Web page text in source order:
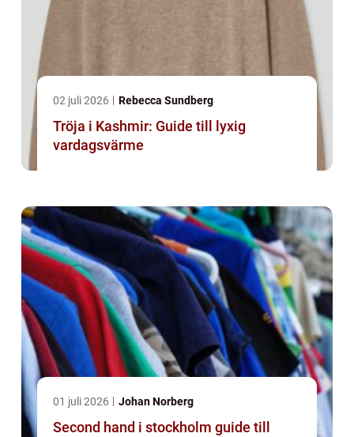
02 juli 2026 Rebecca Sundberg
Tröja i Kashmir: Guide till lyxig
vardagsvärme
01 juli 2026 Johan Norberg
Second hand i stockholm guide till